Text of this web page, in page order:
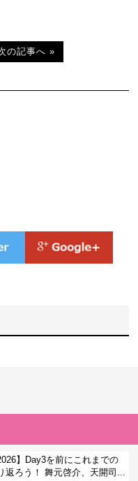
の記事へ »
】Day3を前にこれまでの
返ろう！ 舞元啓介、天開司...